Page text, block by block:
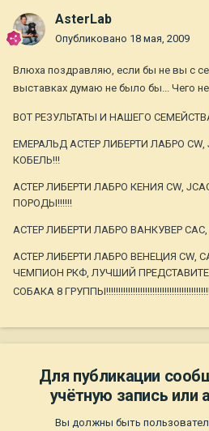
AsterLab
Опубликовано 18 мая, 2009
Влюха поздравляю, если бы не вы с
выставках думаю не было бы... Чего
ВОТ РЕЗУЛЬТАТЫ И НАШЕГО
ЕМЕРАЛЬД АСТЕР ЛИБЕРТИ ЛАБРО
КОБЕЛЬ!!!
АСТЕР ЛИБЕРТИ ЛАБРО КЕНИЯ CW,
ПОРОДЫ!!!!!!
АСТЕР ЛИБЕРТИ ЛАБРО ВАНКУВЕР
АСТЕР ЛИБЕРТИ ЛАБРО ВЕНЕЦИЯ CW,
ЧЕМПИОН РКФ, ЛУЧШИЙ
СОБАКА 8
Для публикации
учётную запись или
Вы должны быть